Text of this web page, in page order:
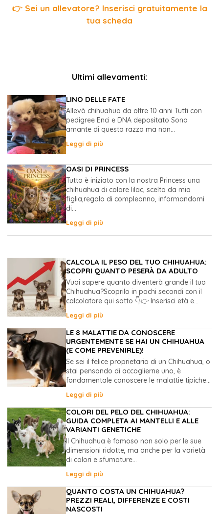
👉 Sei un allevatore? Inserisci gratuitamente la
tua scheda
Ultimi allevamenti:
LINO DELLE FATE
Allevò chihuahua da oltre 10 anni Tutti con
pedigree Enci e DNA depositato Sono
amante di questa razza ma non...
Leggi di più
OASI DI PRINCESS
Tutto è iniziato con la nostra Princess una
chihuahua di colore lilac, scelta da mia
figlia,regalo di compleanno, informandomi
di...
Leggi di più
CALCOLA IL PESO DEL TUO CHIHUAHUA:
SCOPRI QUANTO PESERÀ DA ADULTO
Vuoi sapere quanto diventerà grande il tuo
Chihuahua?Scoprilo in pochi secondi con il
calcolatore qui sotto 👇👉 Inserisci età e...
Leggi di più
LE 8 MALATTIE DA CONOSCERE
URGENTEMENTE SE HAI UN CHIHUAHUA
(E COME PREVENIRLE)!
Se sei il felice proprietario di un Chihuahua, o
stai pensando di accoglierne uno, è
fondamentale conoscere le malattie tipiche...
Leggi di più
COLORI DEL PELO DEL CHIHUAHUA:
GUIDA COMPLETA AI MANTELLI E ALLE
VARIANTI GENETICHE
Il Chihuahua è famoso non solo per le sue
dimensioni ridotte, ma anche per la varietà
di colori e sfumature...
Leggi di più
QUANTO COSTA UN CHIHUAHUA?
PREZZI REALI, DIFFERENZE E COSTI
NASCOSTI